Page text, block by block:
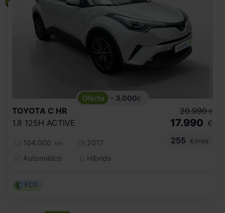
- 3.000€
TOYOTA C HR
1.8 125H ACTIVE
104.000 km
2017
Automático
Híbrido
20.990 €
17.990 €
255
€/mes
ECO